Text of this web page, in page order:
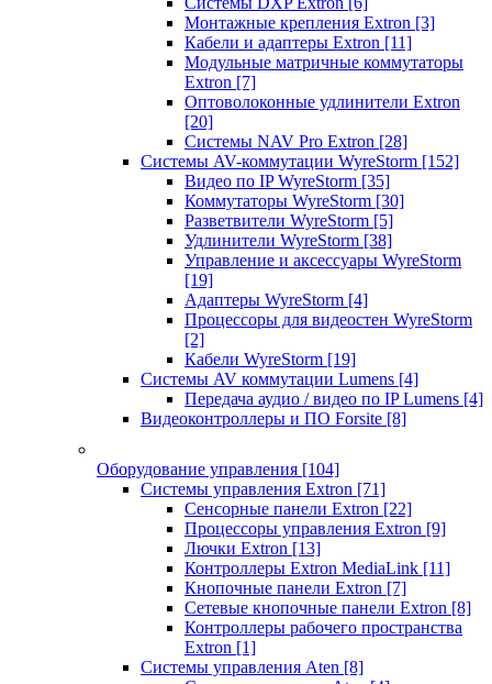
Монтажные крепления Extron [3]
Кабели и адаптеры Extron [11]
Модульные матричные коммутаторы
Extron [7]
Оптоволоконные удлинители Extron
[20]
Системы NAV Pro Extron [28]
Системы AV-коммутации WyreStorm [152]
Видео по IP WyreStorm [35]
Коммутаторы WyreStorm [30]
Разветвители WyreStorm [5]
Удлинители WyreStorm [38]
Управление и аксессуары WyreStorm
[19]
Адаптеры WyreStorm [4]
Процессоры для видеостен WyreStorm
[2]
Кабели WyreStorm [19]
Системы AV коммутации Lumens [4]
Передача аудио / видео по IP Lumens [4]
Видеоконтроллеры и ПО Forsite [8]
Оборудование управления [104]
Системы управления Extron [71]
Сенсорные панели Extron [22]
Процессоры управления Extron [9]
Лючки Extron [13]
Контроллеры Extron MediaLink [11]
Кнопочные панели Extron [7]
Сетевые кнопочные панели Extron [8]
Контроллеры рабочего пространства
Extron [1]
Системы управления Aten [8]